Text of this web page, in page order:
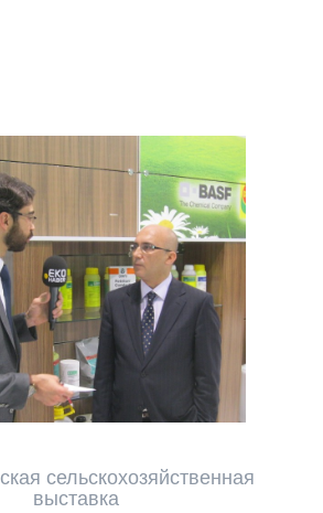
сельскохозяйственная
выставка